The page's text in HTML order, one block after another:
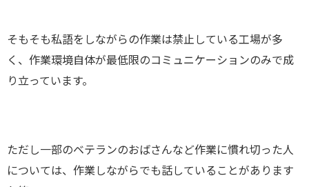
そもそも私語をしながらの作業は禁止している工場が多
く、作業環境自体が最低限のコミュニケーションのみで成
り立っています。
ただし一部のベテランのおばさんなど作業に慣れ切った人
については、作業しながらでも話していることがあります